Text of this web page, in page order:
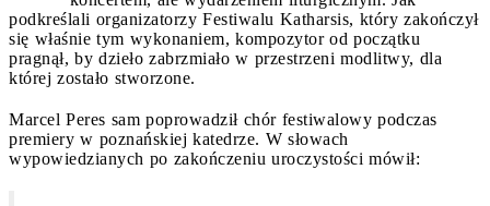
podkreślali organizatorzy Festiwalu Katharsis, który zakończył
się właśnie tym wykonaniem, kompozytor od początku
pragnął, by dzieło zabrzmiało w przestrzeni modlitwy, dla
której zostało stworzone.
Marcel Peres sam poprowadził chór festiwalowy podczas
premiery w poznańskiej katedrze. W słowach
wypowiedzianych po zakończeniu uroczystości mówił: